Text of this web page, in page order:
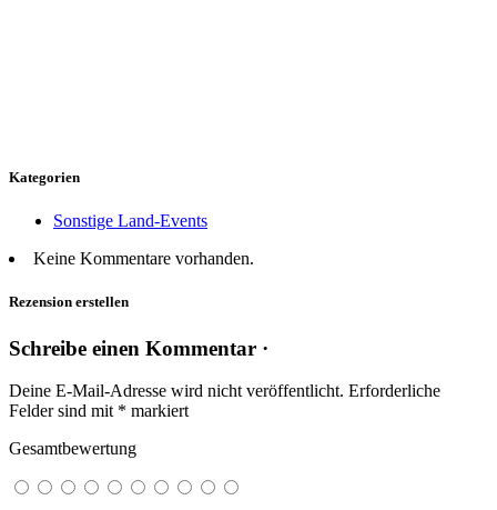
Kategorien
Sonstige Land-Events
Keine Kommentare vorhanden.
Rezension erstellen
Schreibe einen Kommentar ·
Deine E-Mail-Adresse wird nicht veröffentlicht. Erforderliche
Felder sind mit * markiert
Gesamtbewertung